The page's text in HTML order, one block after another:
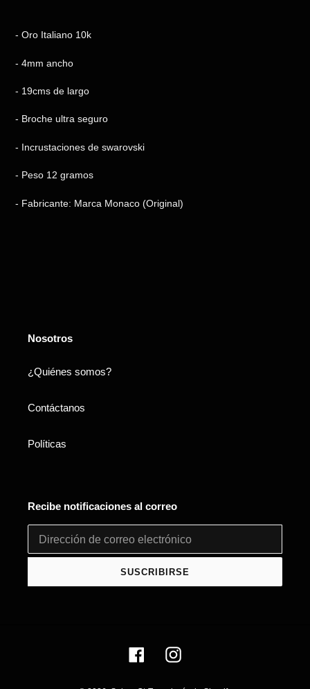
carrito
- Oro Italiano 10k
- 4mm ancho
- 19cms de largo
- Broche ultra seguro
- Incrustaciones de swarovski
- Peso 12 gramos
- Fabricante: Marca Monaco (Original)
Nosotros
¿Quiénes somos?
Contáctanos
Políticas
Recibe notificaciones al correo
SUSCRIBIRSE
FacebookInstagram